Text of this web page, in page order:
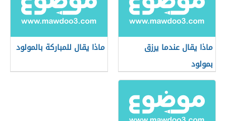
ماذا يقال عندما يرزق
بمولود
ماذا يقال للمباركة بالمولود